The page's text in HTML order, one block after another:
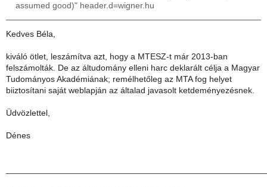
assumed good)" header.d=wigner.hu
Kedves Béla,
kiváló ötlet, leszámítva azt, hogy a MTESZ-t már 2013-ban
felszámolták. De az áltudomány elleni harc deklarált célja a Magyar
Tudományos Akadémiának; remélhetőleg az MTA fog helyet
biiztosítani saját weblapján az általad javasolt ketdeményezésnek.
Üdvözlettel,
Dénes